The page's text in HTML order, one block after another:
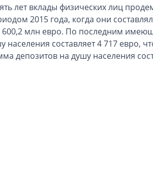
лет вклады физических лиц
2015 года, когда они
600,2 млн евро. По последним
населения составляет 4 717 евро,
депозитов на душу населения